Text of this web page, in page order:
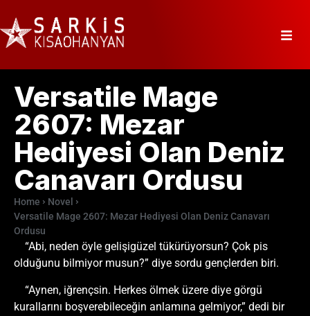
Versatile Mage
2607: Mezar
Hediyesi Olan Deniz
Canavarı Ordusu
Home
Novel
Versatile Mage 2607: Mezar Hediyesi Olan Deniz Canavarı
Ordusu
“Abi, neden öyle gelişigüzel tükürüyorsun? Çok pis
olduğunu bilmiyor musun?” diye sordu gençlerden biri.
“Aynen, iğrençsin. Herkes ölmek üzere diye görgü
kurallarını boşverebileceğin anlamına gelmiyor,” dedi bir